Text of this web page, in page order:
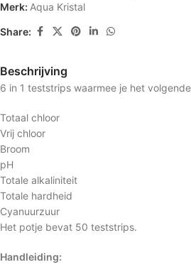
Merk: Aqua Kristal
Share:
Beschrijving
6 in 1 teststrips waarmee je het
Totaal chloor
Vrij chloor
Broom
pH
Totale alkaliniteit
Totale hardheid
Cyanuurzuur
Het potje bevat 50 teststrips.
Handleiding: